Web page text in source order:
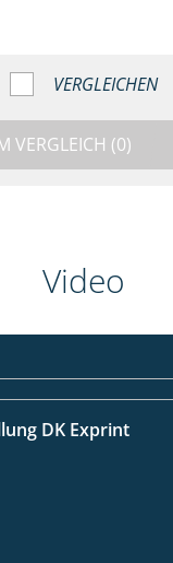
VERGLEICHEN
VERGLEICH (0)
Video
DK Exprint